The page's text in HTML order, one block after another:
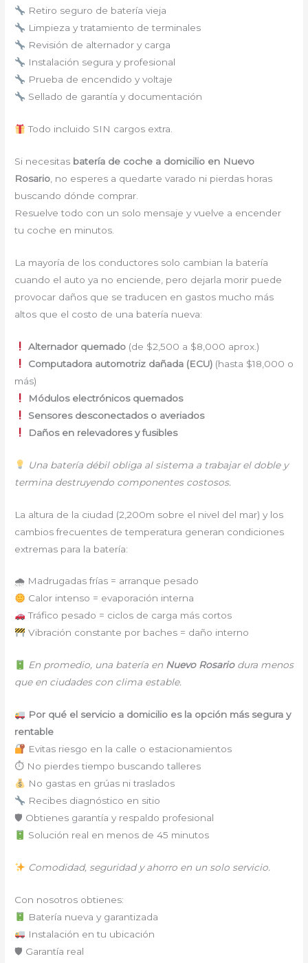
Retiro seguro de batería vieja
Limpieza y tratamiento de terminales
Revisión de alternador y carga
Instalación segura y profesional
Prueba de encendido y voltaje
Sellado de garantía y documentación
Todo incluido SIN cargos extra.
Si necesitas batería de coche a domicilio en Nuevo
Rosario , no esperes a quedarte varado ni pierdas horas
buscando dónde comprar.
Resuelve todo con un solo mensaje y vuelve a encender
tu coche en minutos.
La mayoría de los conductores solo cambian la batería
cuando el auto ya no enciende, pero dejarla morir puede
provocar daños que se traducen en gastos mucho más
altos que el costo de una batería nueva:
Alternador quemado(de $2,500 a $8,000 aprox.)
Computadora automotriz dañada (ECU)(hasta $18,000 o
más)
Módulos electrónicos quemados
Sensores desconectados o averiados
Daños en relevadores y fusibles
Una batería débil obliga al sistema a trabajar el doble y
termina destruyendo componentes costosos.
La altura de la ciudad (2,200m sobre el nivel del mar) y los
cambios frecuentes de temperatura generan condiciones
extremas para la batería:
🌧 Madrugadas frías = arranque pesado
Calor intenso = evaporación interna
Tráfico pesado = ciclos de carga más cortos
Vibración constante por baches = daño interno
En promedio, una batería en Nuevo Rosario dura menos
que en ciudades con clima estable.
Por qué el servicio a domicilio es la opción más segura y
rentable
Evitas riesgo en la calle o estacionamientos
⏱ No pierdes tiempo buscando talleres
No gastas en grúas ni traslados
Recibes diagnóstico en sitio
🛡 Obtienes garantía y respaldo profesional
Solución real en menos de 45 minutos
Comodidad, seguridad y ahorro en un solo servicio.
Con nosotros obtienes:
Batería nueva y garantizada
Instalación en tu ubicación
🛡 Garantía real